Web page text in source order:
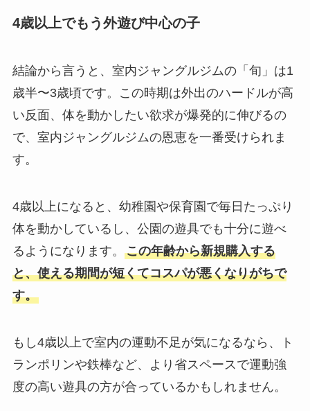
4歳以上でもう外遊び中心の子
結論から言うと、室内ジャングルジムの「旬」は1
歳半〜3歳頃です。この時期は外出のハードルが高
い反面、体を動かしたい欲求が爆発的に伸びるの
で、室内ジャングルジムの恩恵を一番受けられま
す。
4歳以上になると、幼稚園や保育園で毎日たっぷり
体を動かしているし、公園の遊具でも十分に遊べ
るようになります。 この年齢から新規購入する
と、使える期間が短くてコスパが悪くなりがちで
す。
もし4歳以上で室内の運動不足が気になるなら、ト
ランポリンや鉄棒など、より省スペースで運動強
度の高い遊具の方が合っているかもしれません。